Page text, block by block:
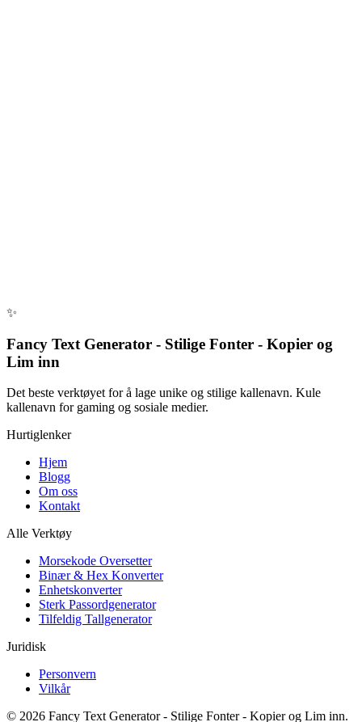
✨
Fancy Text Generator - Stilige Fonter - Kopier og
Lim inn
Det beste verktøyet for å lage unike og stilige kallenavn. Kule
kallenavn for gaming og sosiale medier.
Hurtiglenker
Hjem
Blogg
Om oss
Kontakt
Alle Verktøy
Morsekode Oversetter
Binær & Hex Konverter
Enhetskonverter
Sterk Passordgenerator
Tilfeldig Tallgenerator
Juridisk
Personvern
Vilkår
© 2026 Fancy Text Generator - Stilige Fonter - Kopier og Lim inn.